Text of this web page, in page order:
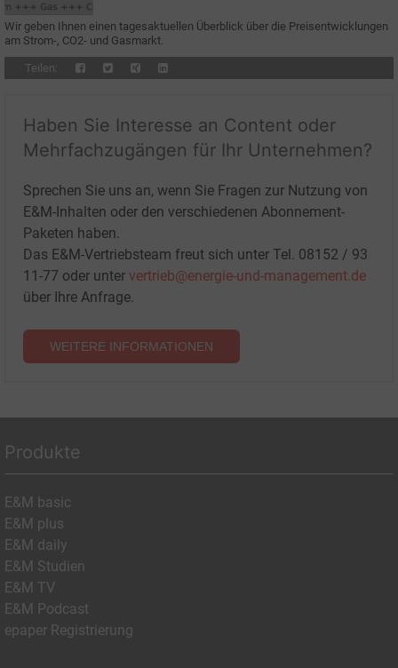
Wir geben Ihnen einen tagesaktuellen Überblick über die Preisentwicklungen
am Strom-, CO2- und Gasmarkt.
Teilen:
Haben Sie Interesse an Content oder
Mehrfachzugängen für Ihr Unternehmen?
Sprechen Sie uns an, wenn Sie Fragen zur Nutzung von
E&M-Inhalten oder den verschiedenen Abonnement-
Paketen haben.
Das E&M-Vertriebsteam freut sich unter Tel. 08152 / 93
11-77 oder unter vertrieb@energie-und-management.de
über Ihre Anfrage.
WEITERE INFORMATIONEN
Produkte
E&M basic
E&M plus
E&M daily
E&M Studien
E&M TV
E&M Podcast
epaper Registrierung